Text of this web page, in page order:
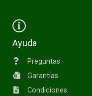
Ayuda
Preguntas
Garantías
Condiciones